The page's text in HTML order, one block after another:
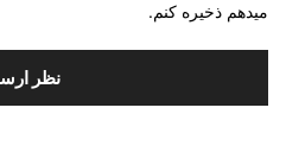
میدهم ذخیره کنم.